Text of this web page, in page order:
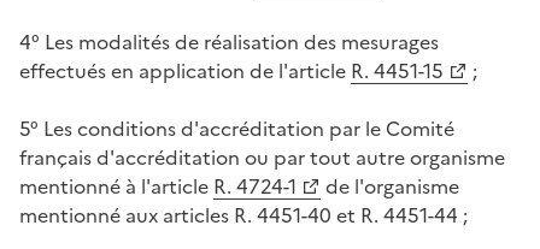
4° Les modalités de réalisation des mesurages
effectués en application de l'article R. 4451-15
;
5° Les conditions d'accréditation par le Comité
français d'accréditation ou par tout autre organisme
mentionné à l'article R. 4724-1
de l'organisme
mentionné aux articles R. 4451-40 et R. 4451-44 ;